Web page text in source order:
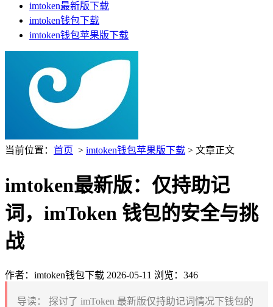
imtoken最新版下载
imtoken钱包下载
imtoken钱包苹果版下载
当前位置： 首页 > imtoken钱包苹果版下载 > 文章正文
imtoken最新版：仅持助记
词，imToken 钱包的安全与挑
战
作者：imtoken钱包下载 2026-05-11 浏览：346
导读：
探讨了 imToken 最新版仅持助记词情况下钱包的